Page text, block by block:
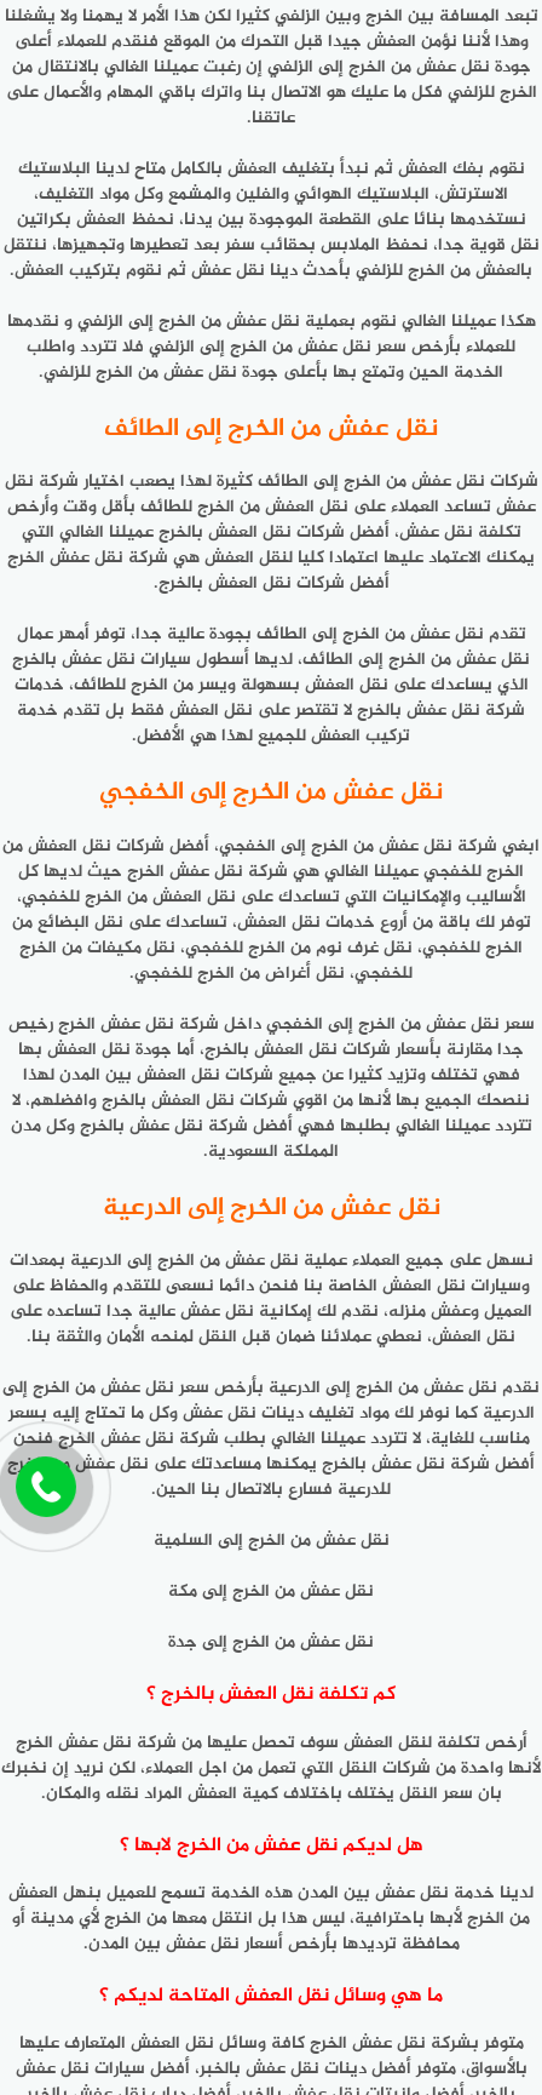
تبعد المسافة بين الخرج وبين الزلفي كثيرا لكن هذا الأمر لا يهمنا ولا يشغلنا
وهذا لأننا نؤمن العفش جيدا قبل التحرك من الموقع فنقدم للعملاء أعلى
جودة نقل عفش من الخرج إلى الزلفي إن رغبت عميلنا الغالي بالانتقال من
الخرج للزلفي فكل ما عليك هو الاتصال بنا واترك باقي المهام والأعمال على
عاتقنا.
نقوم بفك العفش ثم نبدأ بتغليف العفش بالكامل متاح لدينا البلاستيك
الاسترتش، البلاستيك الهوائي والفلين والمشمع وكل مواد التغليف،
نستخدمها بنائا على القطعة الموجودة بين يدنا، نحفظ العفش بكراتين
نقل قوية جدا، نحفظ الملابس بحقائب سفر بعد تعطيرها وتجهيزها، ننتقل
بالعفش من الخرج للزلفي بأحدث دينا نقل عفش ثم نقوم بتركيب العفش.
هكذا عميلنا الغالي نقوم بعملية نقل عفش من الخرج إلى الزلفي و نقدمها
للعملاء بأرخص سعر نقل عفش من الخرج إلى الزلفي فلا تتردد واطلب
الخدمة الحين وتمتع بها بأعلى جودة نقل عفش من الخرج للزلفي.
نقل عفش من الخرج إلى الطائف
شركات نقل عفش من الخرج إلى الطائف كثيرة لهذا يصعب اختيار شركة نقل
عفش تساعد العملاء على نقل العفش من الخرج للطائف بأقل وقت وأرخص
تكلفة نقل عفش، أفضل شركات نقل العفش بالخرج عميلنا الغالي التي
يمكنك الاعتماد عليها اعتمادا كليا لنقل العفش هي شركة نقل عفش الخرج
أفضل شركات نقل العفش بالخرج.
تقدم نقل عفش من الخرج إلى الطائف بجودة عالية جدا، توفر أمهر عمال
نقل عفش من الخرج إلى الطائف، لديها أسطول سيارات نقل عفش بالخرج
الذي يساعدك على نقل العفش بسهولة ويسر من الخرج للطائف، خدمات
شركة نقل عفش بالخرج لا تقتصر على نقل العفش فقط بل تقدم خدمة
تركيب العفش للجميع لهذا هي الأفضل.
نقل عفش من الخرج إلى الخفجي
ابغي شركة نقل عفش من الخرج إلى الخفجي، أفضل شركات نقل العفش من
الخرج للخفجي عميلنا الغالي هي شركة نقل عفش الخرج حيث لديها كل
الأساليب والإمكانيات التي تساعدك على نقل العفش من الخرج للخفجي،
توفر لك باقة من أروع خدمات نقل العفش، تساعدك على نقل البضائع من
الخرج للخفجي، نقل غرف نوم من الخرج للخفجي، نقل مكيفات من الخرج
للخفجي، نقل أغراض من الخرج للخفجي.
سعر نقل عفش من الخرج إلى الخفجي داخل شركة نقل عفش الخرج رخيص
جدا مقارنة بأسعار شركات نقل العفش بالخرج، أما جودة نقل العفش بها
فهي تختلف وتزيد كثيرا عن جميع شركات نقل العفش بين المدن لهذا
ننصحك الجميع بها لأنها من اقوي شركات نقل العفش بالخرج وافضلهم، لا
تتردد عميلنا الغالي بطلبها فهي أفضل شركة نقل عفش بالخرج وكل مدن
المملكة السعودية.
نقل عفش من الخرج إلى الدرعية
نسهل على جميع العملاء عملية نقل عفش من الخرج إلى الدرعية بمعدات
وسيارات نقل العفش الخاصة بنا فنحن دائما نسعى للتقدم والحفاظ على
العميل وعفش منزله، نقدم لك إمكانية نقل عفش عالية جدا تساعده على
نقل العفش، نعطي عملائنا ضمان قبل النقل لمنحه الأمان والثقة بنا.
نقدم نقل عفش من الخرج إلى الدرعية بأرخص سعر نقل عفش من الخرج إلى
الدرعية كما نوفر لك مواد تغليف دينات نقل عفش وكل ما تحتاج إليه بسعر
مناسب للغاية، لا تتردد عميلنا الغالي بطلب شركة نقل عفش الخرج فنحن
أفضل شركة نقل عفش بالخرج يمكنها مساعدتك على نقل عفش من الخرج
للدرعية فسارع بالاتصال بنا الحين.
نقل عفش من الخرج إلى السلمية
نقل عفش من الخرج إلى مكة
نقل عفش من الخرج إلى جدة
كم تكلفة نقل العفش بالخرج ؟
أرخص تكلفة لنقل العفش سوف تحصل عليها من شركة نقل عفش الخرج
لأنها واحدة من شركات النقل التي تعمل من اجل العملاء، لكن نريد إن نخبرك
بان سعر النقل يختلف باختلاف كمية العفش المراد نقله والمكان.
هل لديكم نقل عفش من الخرج لابها ؟
لدينا خدمة نقل عفش بين المدن هذه الخدمة تسمح للعميل بنهل العفش
من الخرج لأبها باحترافية، ليس هذا بل انتقل معها من الخرج لأي مدينة أو
محافظة ترديدها بأرخص أسعار نقل عفش بين المدن.
ما هي وسائل نقل العفش المتاحة لديكم ؟
متوفر بشركة نقل عفش الخرج كافة وسائل نقل العفش المتعارف عليها
بالأسواق، متوفر أفضل دينات نقل عفش بالخبر، أفضل سيارات نقل عفش